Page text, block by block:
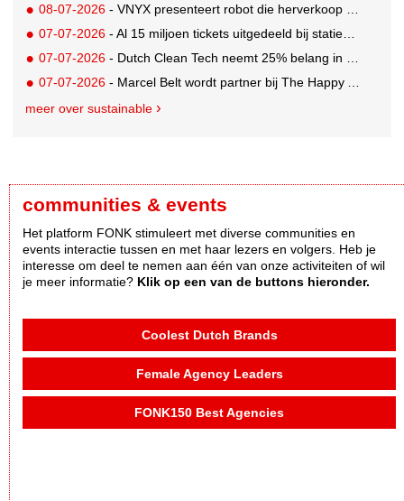
08-07-2026 - VNYX presenteert robot die herverkoop van kleding vergemakkelijkt
07-07-2026 - Al 15 miljoen tickets uitgedeeld bij statiegeldwinactie met Tikkie
07-07-2026 - Dutch Clean Tech neemt 25% belang in bijna honderd jaar oud drinkwaterbedrijf in Guatemala
07-07-2026 - Marcel Belt wordt partner bij The Happy Activist
meer over sustainable
communities & events
Het platform FONK stimuleert met diverse communities en
events interactie tussen en met haar lezers en volgers. Heb je
interesse om deel te nemen aan één van onze activiteiten of wil
je meer informatie? Klik op een van de buttons hieronder.
Coolest Dutch Brands
Female Agency Leaders
FONK150 Best Agencies